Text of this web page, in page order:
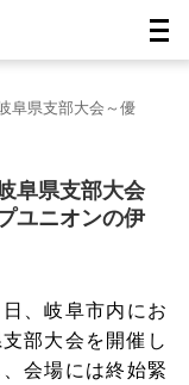
阜県支部大会～優
支部大会～優勝……
阜県支部大会
ユニオンの伊
、岐阜市内にお
部大会を開催し
会場には終始緊